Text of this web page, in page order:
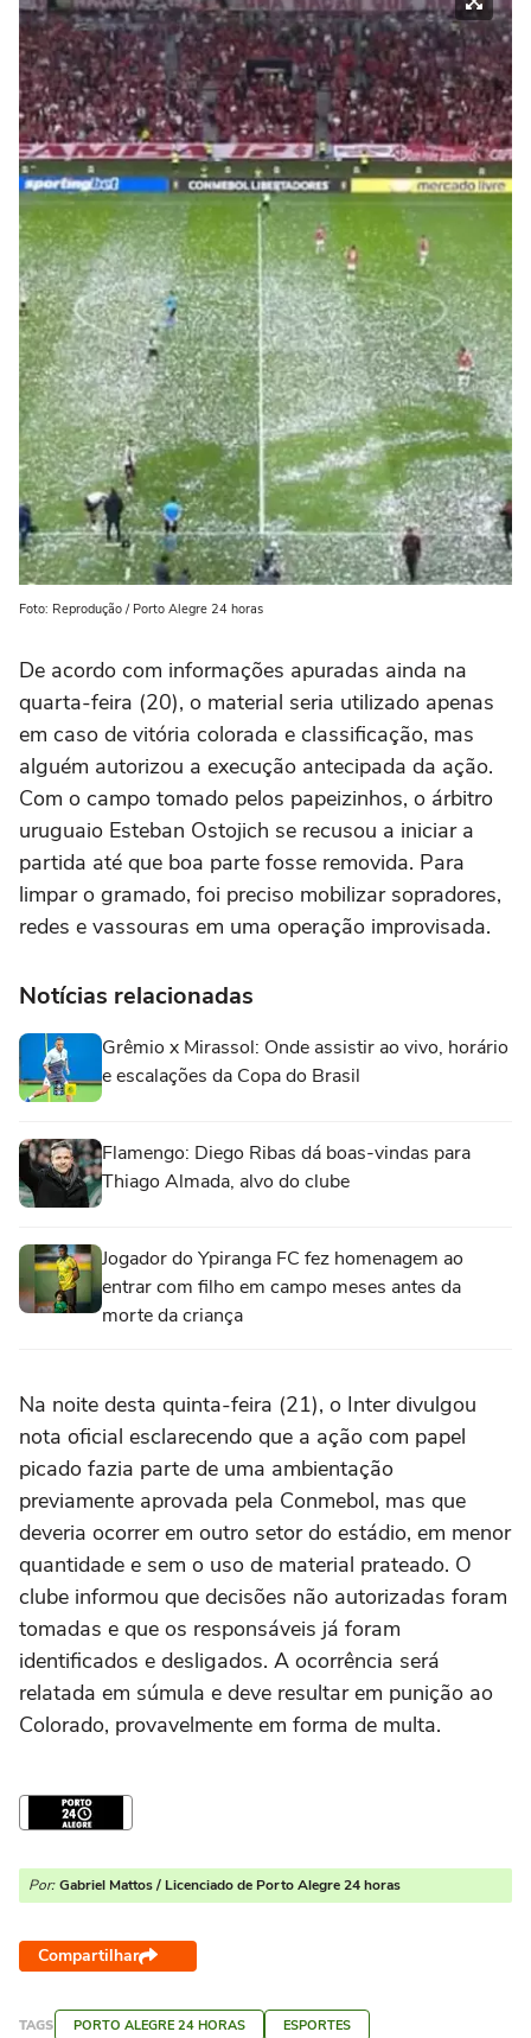
Foto: Reprodução / Porto Alegre 24 horas
De acordo com informações apuradas ainda na
quarta-feira (20), o material seria utilizado apenas
em caso de vitória colorada e classificação, mas
alguém autorizou a execução antecipada da ação.
Com o campo tomado pelos papeizinhos, o árbitro
uruguaio Esteban Ostojich se recusou a iniciar a
partida até que boa parte fosse removida. Para
limpar o gramado, foi preciso mobilizar sopradores,
redes e vassouras em uma operação improvisada.
Notícias relacionadas
Grêmio x Mirassol: Onde assistir ao vivo, horário
e escalações da Copa do Brasil
Flamengo: Diego Ribas dá boas-vindas para
Thiago Almada, alvo do clube
Jogador do Ypiranga FC fez homenagem ao
entrar com filho em campo meses antes da
morte da criança
Na noite desta quinta-feira (21), o Inter divulgou
nota oficial esclarecendo que a ação com papel
picado fazia parte de uma ambientação
previamente aprovada pela Conmebol, mas que
deveria ocorrer em outro setor do estádio, em menor
quantidade e sem o uso de material prateado. O
clube informou que decisões não autorizadas foram
tomadas e que os responsáveis já foram
identificados e desligados. A ocorrência será
relatada em súmula e deve resultar em punição ao
Colorado, provavelmente em forma de multa.
Por: Gabriel Mattos / Licenciado de Porto Alegre 24 horas
Compartilhar
TAGS PORTO ALEGRE 24 HORAS ESPORTES